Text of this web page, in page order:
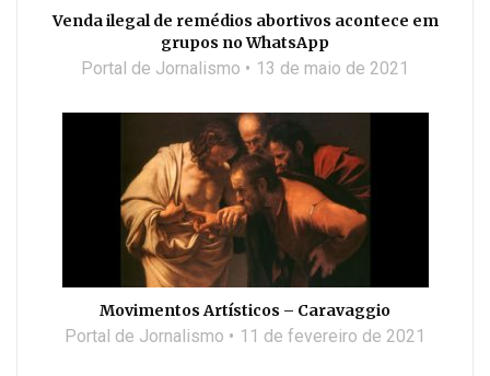
Venda ilegal de remédios abortivos acontece em
grupos no WhatsApp
Portal de Jornalismo 13 de maio de 2021
Movimentos Artísticos – Caravaggio
Portal de Jornalismo 11 de fevereiro de 2021